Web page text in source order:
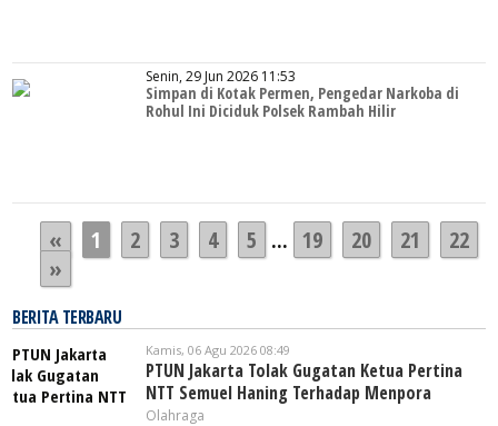
Senin, 29 Jun 2026 11:53
Simpan di Kotak Permen, Pengedar Narkoba di
Rohul Ini Diciduk Polsek Rambah Hilir
« 1 2 3 4 5 ... 19 20 21
22
»
BERITA TERBARU
Kamis, 06 Agu 2026 08:49
PTUN Jakarta Tolak Gugatan Ketua Pertina
NTT Semuel Haning Terhadap Menpora
Olahraga